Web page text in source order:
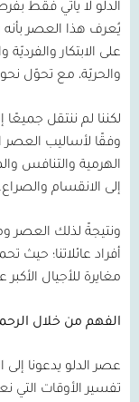
الدلو لا يأتي فقط
يُعرف هذا العصر بأنه
على الابتكار
والحريّة، مع تحوّل نحو
لكننا لم ننتقل جميعًا
وفقًا لأساليب
الهرمية والتنافس
إلى الانقسام والصراع.
ونتيجةً لذلك العصر
أفراد عائلاتنا؛ حيث
مغايرة للأجيال
الفهم من خلال
عصر الدلو يدعونا
تفسير الأوقات التي